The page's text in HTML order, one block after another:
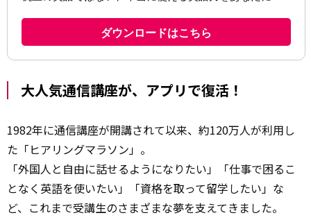
大人気通信講座が、アプリで復活！
1982年に通信講座が開講されて以来、約120万人が利用し
た「ヒアリングマラソン」。
「外国人と自由に話せるようになりたい」「仕事で困るこ
となく英語を使いたい」「資格を取って留学したい」な
ど、これまで受講生のさまざまな夢を支えてきました。